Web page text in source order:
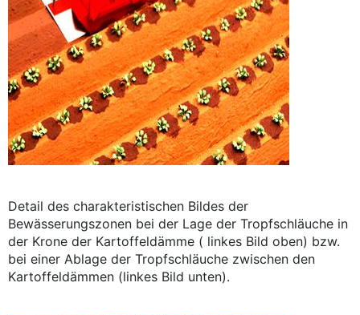
Detail des charakteristischen Bildes der
Bewässerungszonen bei der Lage der Tropfschläuche in
der Krone der Kartoffeldämme ( linkes Bild oben) bzw.
bei einer Ablage der Tropfschläuche zwischen den
Kartoffeldämmen (linkes Bild unten).